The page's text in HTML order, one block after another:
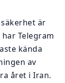
är
Telegram
kända
av
året i Iran.